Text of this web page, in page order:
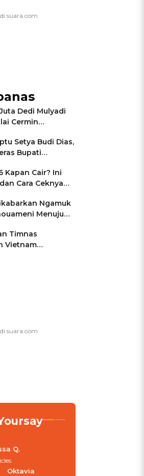
Dedi Mulyadi
Cermin
Keamanan
Setya Budi Dias,
Bupati
Kapan Cair? Ini
Cara Ceknya
Ngamuk
Menuju
Timnas
Vietnam
di Pakansari
Q.
Oktavia